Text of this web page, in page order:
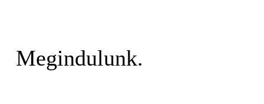
Megindulunk.